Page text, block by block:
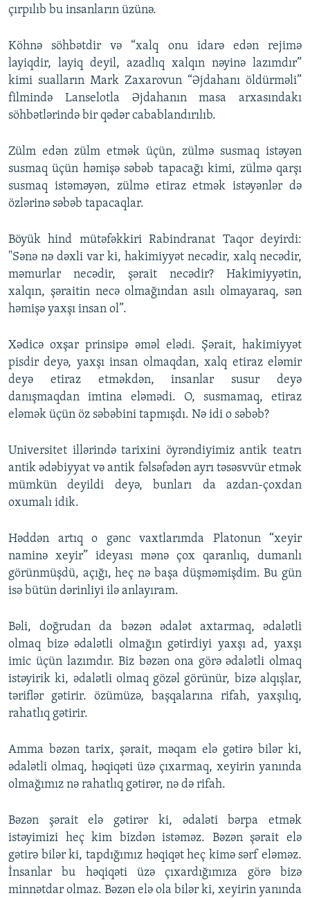
çırpılıb bu insanların üzünə.
Köhnə söhbətdir və “xalq onu idarə edən rejimə
layiqdir, layiq deyil, azadlıq xalqın nəyinə lazımdır”
kimi sualların Mark Zaxarovun “Əjdahanı öldürməli”
filmində Lanselotla Əjdahanın masa arxasındakı
söhbətlərində bir qədər cabablandırılıb.
Zülm edən zülm etmək üçün, zülmə susmaq istəyən
susmaq üçün həmişə səbəb tapacağı kimi, zülmə qarşı
susmaq istəməyən, zülmə etiraz etmək istəyənlər də
özlərinə səbəb tapacaqlar.
Böyük hind mütəfəkkiri Rabindranat Taqor deyirdi:
"Sənə nə dəxli var ki, hakimiyyət necədir, xalq necədir,
məmurlar necədir, şərait necədir? Hakimiyyətin,
xalqın, şəraitin necə olmağından asılı olmayaraq, sən
həmişə yaxşı insan ol”.
Xədicə oxşar prinsipə əməl elədi. Şərait, hakimiyyət
pisdir deyə, yaxşı insan olmaqdan, xalq etiraz eləmir
deyə etiraz etməkdən, insanlar susur deyə
danışmaqdan imtina eləmədi. O, susmamaq, etiraz
eləmək üçün öz səbəbini tapmışdı. Nə idi o səbəb?
Universitet illərində tarixini öyrəndiyimiz antik teatrı
antik ədəbiyyat və antik fəlsəfədən ayrı təsəsvvür etmək
mümkün deyildi deyə, bunları da azdan-çoxdan
oxumalı idik.
Həddən artıq o gənc vaxtlarımda Platonun “xeyir
naminə xeyir” ideyası mənə çox qaranlıq, dumanlı
görünmüşdü, açığı, heç nə başa düşməmişdim. Bu gün
isə bütün dərinliyi ilə anlayıram.
Bəli, doğrudan da bəzən ədalət axtarmaq, ədalətli
olmaq bizə ədalətli olmağın gətirdiyi yaxşı ad, yaxşı
imic üçün lazımdır. Biz bəzən ona görə ədalətli olmaq
istəyirik ki, ədalətli olmaq gözəl görünür, bizə alqışlar,
təriflər gətirir. özümüzə, başqalarına rifah, yaxşılıq,
rahatlıq gətirir.
Amma bəzən tarix, şərait, məqam elə gətirə bilər ki,
ədalətli olmaq, həqiqəti üzə çıxarmaq, xeyirin yanında
olmağımız nə rahatlıq gətirər, nə də rifah.
Bəzən şərait elə gətirər ki, ədaləti bərpa etmək
istəyimizi heç kim bizdən istəməz. Bəzən şərait elə
gətirə bilər ki, tapdığımız həqiqət heç kimə sərf eləməz.
İnsanlar bu həqiqəti üzə çıxardığımıza görə bizə
minnətdar olmaz. Bəzən elə ola bilər ki, xeyirin yanında